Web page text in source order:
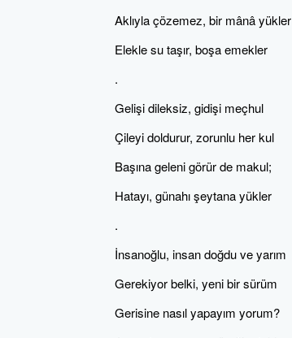
Aklıyla çözemez, bir mânâ yükler
Elekle su taşır, boşa emekler
.
Gelişi dileksiz, gidişi meçhul
Çileyi doldurur, zorunlu her kul
Başına geleni görür de makul;
Hatayı, günahı şeytana yükler
.
İnsanoğlu, insan doğdu ve yarım
Gerekiyor belki, yeni bir sürüm
Gerisine nasıl yapayım yorum?